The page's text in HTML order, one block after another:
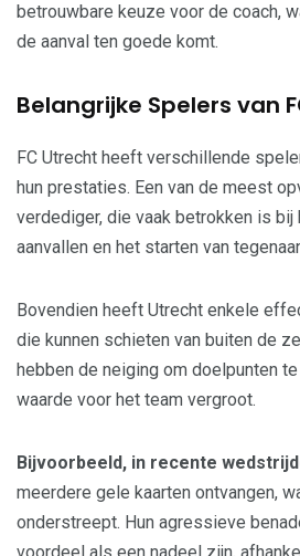
betrouwbare keuze voor de coach,
de aanval ten goede komt.
Belangrijke Spelers van
FC Utrecht heeft verschillende
hun prestaties. Een van de meest
verdediger, die vaak betrokken is bij
aanvallen en het starten van
Bovendien heeft Utrecht enkele
die kunnen schieten van buiten de
hebben de neiging om doelpunten
waarde voor het team vergroot.
Bijvoorbeeld, in recente
meerdere gele kaarten ontvangen,
onderstreept. Hun agressieve